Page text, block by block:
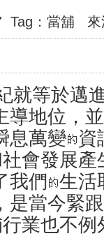
： 當舖 來
就等於邁
導地位，
息萬變
資
會發展產
我們
生活
是當今緊
業也不例